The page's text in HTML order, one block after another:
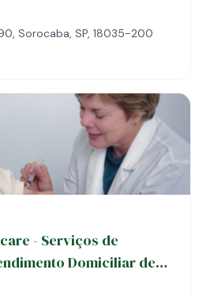
Sorocaba, SP, 18035-200
- Serviços de
Domiciliar de